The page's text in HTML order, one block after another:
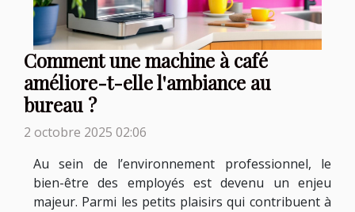
Comment une machine à café
améliore-t-elle l'ambiance au
bureau ?
2 octobre 2025 02:06
Au sein de l’environnement professionnel, le
bien-être des employés est devenu un enjeu
majeur. Parmi les petits plaisirs qui contribuent à